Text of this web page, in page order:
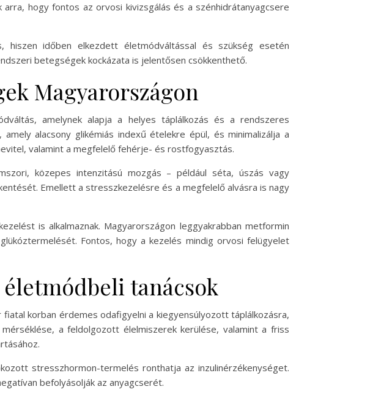
hogy fontos az orvosi kivizsgálás és a szénhidrátanyagcsere
hiszen időben elkezdett életmódváltással és szükség esetén
betegségek kockázata is jelentősen csökkenthető.
Magyarországon
amelynek alapja a helyes táplálkozás és a rendszeres
alacsony glikémiás indexű ételekre épül, és minimalizálja a
valamint a megfelelő fehérje- és rostfogyasztás.
közepes intenzitású mozgás – például séta, úszás vagy
Emellett a stresszkezelésre és a megfelelő alvásra is nagy
is alkalmaznak. Magyarországon leggyakrabban metformin
Fontos, hogy a kezelés mindig orvosi felügyelet
tanácsok
korban érdemes odafigyelni a kiegyensúlyozott táplálkozásra,
a feldolgozott élelmiszerek kerülése, valamint a friss
stresszhormon-termelés ronthatja az inzulinérzékenységet.
befolyásolják az anyagcserét.